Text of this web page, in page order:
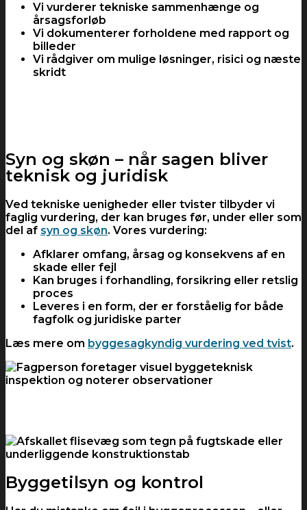
Vi vurderer tekniske sammenhænge og
årsagsforløb
Vi dokumenterer forholdene med rapport og
billeder
Vi rådgiver om mulige løsninger, risici og næste
skridt
Syn og skøn – når sagen bliver
teknisk og juridisk
Ved tekniske uenigheder eller tvister tilbyder vi
faglig vurdering, der kan bruges før, under eller som
del af syn og skøn. Vores vurdering:
Afklarer omfang, årsag og konsekvens af en
skade eller fejl
Kan bruges i forhandling, forsikring eller retslig
proces
Leveres i en form, der er forståelig for både
fagfolk og juridiske parter
Læs mere om byggesagkyndig vurdering ved tvist.
Byggetilsyn og kontrol